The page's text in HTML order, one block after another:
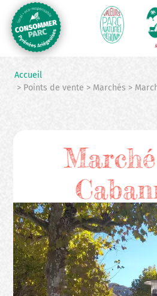
contenu
principal
Accueil
> Points de vente > Marchés >